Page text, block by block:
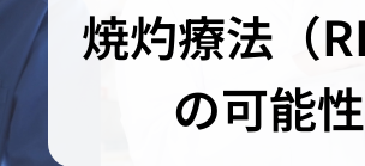
焼灼療法（
の可能性